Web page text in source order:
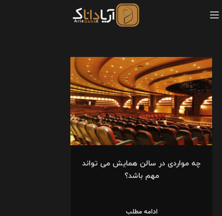
چه مواردی در سالن همایش می تواند
مهم باشد؟
ادامه مطلب